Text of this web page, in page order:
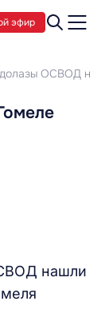
эфир
ОСВОД
нашли